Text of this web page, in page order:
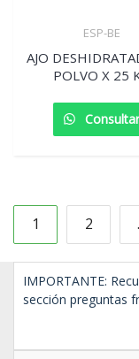
ESP-BE
AJO
POLVO X 25
de
entradas
1 2
IMPORTANTE:
sección preguntas